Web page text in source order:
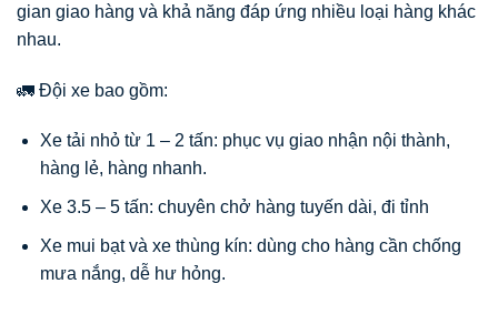
gian giao hàng và khả năng đáp ứng nhiều loại hàng khác
nhau.
🚛 Đội xe bao gồm:
Xe tải nhỏ từ 1 – 2 tấn: phục vụ giao nhận nội thành,
hàng lẻ, hàng nhanh.
Xe 3.5 – 5 tấn: chuyên chở hàng tuyến dài, đi tỉnh
Xe mui bạt và xe thùng kín: dùng cho hàng cần chống
mưa nắng, dễ hư hỏng.